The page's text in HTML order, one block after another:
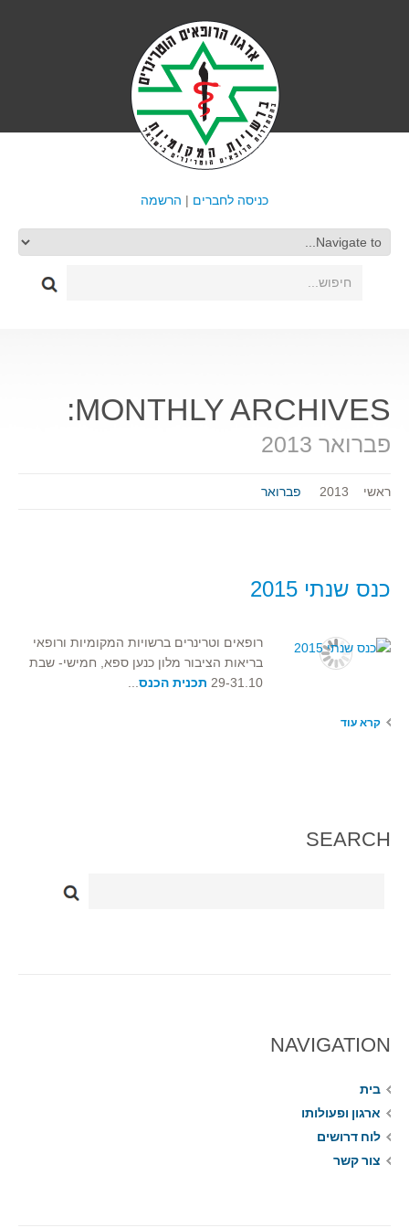
כניסה לחברים | הרשמה
MONTHLY ARCHIVES:
פברואר 2013
ראשי 2013 פברואר
כנס שנתי 2015
רופאים וטרינרים ברשויות המקומיות ורופאי
בריאות הציבור מלון כנען ספא, חמישי- שבת
29-31.10 תכנית הכנס
קרא עוד
SEARCH
NAVIGATION
בית
ארגון ופעולותו
לוח דרושים
צור קשר